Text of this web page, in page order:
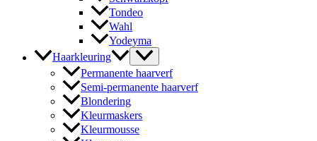
Tondeo
Wahl
Yodeyma
Haarkleuring
Permanente haarverf
Semi-permanente haarverf
Blondering
Kleurmaskers
Kleurmousse